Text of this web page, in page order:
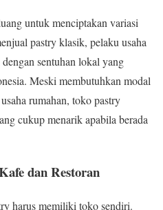
untuk menciptakan variasi
pastry klasik, pelaku usaha
sentuhan lokal yang
Meski membutuhkan modal
rumahan, toko pastry
cukup menarik apabila berada
dan Restoran
harus memiliki toko sendiri.